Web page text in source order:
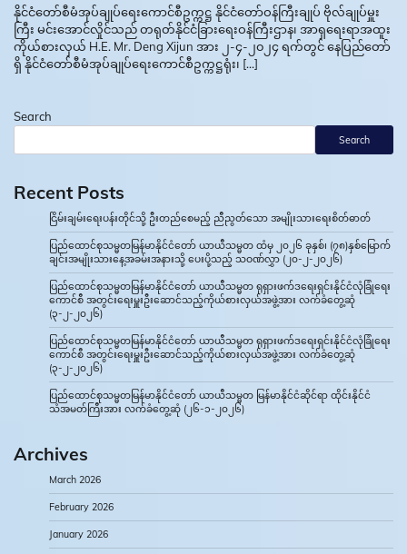
နိုင်ငံတော်စီမံအုပ်ချုပ်ရေးကောင်စီဥက္ကဋ္ဌ နိုင်ငံတော်ဝန်ကြီးချုပ် ဗိုလ်ချုပ်မှူး
ကြီး မင်းအောင်လှိုင်သည် တရုတ်နိုင်ငံခြားရေးဝန်ကြီးဌာန၊ အာရှရေးရာအထူး
ကိုယ်စားလှယ် H.E. Mr. Deng Xijun အား ၂-၄-၂၀၂၄ ရက်တွင် နေပြည်တော်
ရှိ နိုင်ငံတော်စီမံအုပ်ချုပ်ရေးကောင်စီဥက္ကဋ္ဌရုံး၊ […]
Search
Search
Recent Posts
ငြိမ်းချမ်းရေးပန်းတိုင်သို့ ဦးတည်စေမည့် ညီညွတ်သော အမျိုးသားရေးစိတ်ဓာတ်
ပြည်ထောင်စုသမ္မတမြန်မာနိုင်ငံတော် ယာယီသမ္မတ ထံမှ ၂၀၂၆ ခုနှစ်၊ (၇၈)နှစ်မြောက်
ချင်းအမျိုးသားနေ့အခမ်းအနားသို့ ပေးပို့သည့် သဝဏ်လွှာ (၂၀-၂-၂၀၂၆)
ပြည်ထောင်စုသမ္မတမြန်မာနိုင်ငံတော် ယာယီသမ္မတ ရုရှားဖက်ဒရေးရှင်းနိုင်ငံလုံခြုံရေး
ကောင်စီ အတွင်းရေးမှူးဦးဆောင်သည့်ကိုယ်စားလှယ်အဖွဲ့အား လက်ခံတွေ့ဆုံ
(၃-၂-၂၀၂၆)
ပြည်ထောင်စုသမ္မတမြန်မာနိုင်ငံတော် ယာယီသမ္မတ ရုရှားဖက်ဒရေးရှင်းနိုင်ငံလုံခြုံရေး
ကောင်စီ အတွင်းရေးမှူးဦးဆောင်သည့်ကိုယ်စားလှယ်အဖွဲ့အား လက်ခံတွေ့ဆုံ
(၃-၂-၂၀၂၆)
ပြည်ထောင်စုသမ္မတမြန်မာနိုင်ငံတော် ယာယီသမ္မတ မြန်မာနိုင်ငံဆိုင်ရာ ထိုင်းနိုင်ငံ
သံအမတ်ကြီးအား လက်ခံတွေ့ဆုံ (၂၆-၁-၂၀၂၆)
Archives
March 2026
February 2026
January 2026